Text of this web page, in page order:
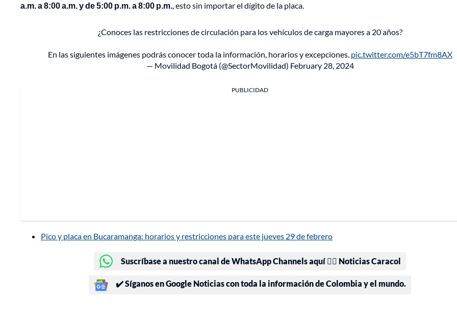
a.m. a 8:00 a.m. y de 5:00 p.m. a 8:00 p.m., esto sin importar el dígito de la placa.
¿Conoces las restricciones de circulación para los vehículos de carga mayores a 20 años?
En las siguientes imágenes podrás conocer toda la información, horarios y excepciones. pic.twitter.com/e5bT7fm8AX
— Movilidad Bogotá (@SectorMovilidad) February 28, 2024
PUBLICIDAD
Pico y placa en Bucaramanga: horarios y restricciones para este jueves 29 de febrero
Suscríbase a nuestro canal de WhatsApp Channels aquí 👉🏻 Noticias Caracol
✔️ Síganos en Google Noticias con toda la información de Colombia y el mundo.